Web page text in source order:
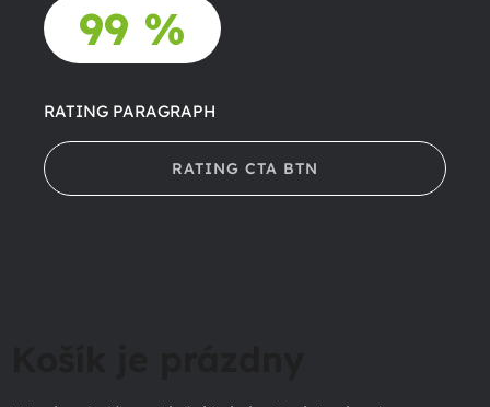
99 %
RATING PARAGRAPH
RATING CTA BTN